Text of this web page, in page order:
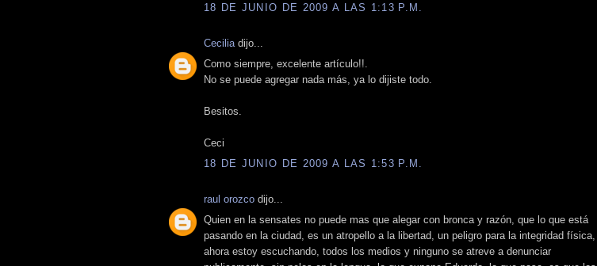
18 DE JUNIO DE 2009 A LAS 1:13 P.M.
Cecilia dijo...
Como siempre, excelente artículo!!.
No se puede agregar nada más, ya lo dijiste todo.
Besitos.
Ceci
18 DE JUNIO DE 2009 A LAS 1:53 P.M.
raul orozco dijo...
Quien en la sensates no puede mas que alegar con bronca y razón, que lo que está
pasando en la ciudad, es un atropello a la libertad, un peligro para la integridad física,
ahora estoy escuchando, todos los medios y ninguno se atreve a denunciar